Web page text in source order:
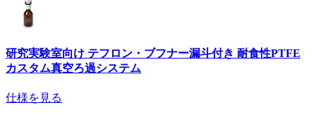
研究実験室向け テフロン・ブフナー漏斗付き 耐食性PTFE
カスタム真空ろ過システム
仕様を見る